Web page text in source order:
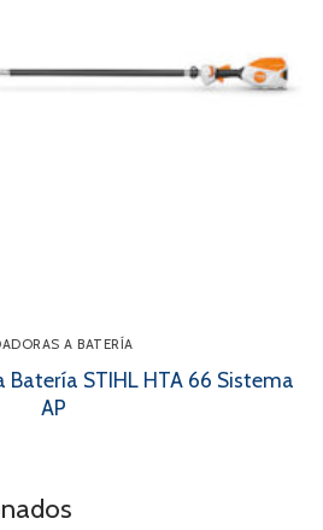
A BATERÍA
Batería STIHL HTA 66 Sistema
AP